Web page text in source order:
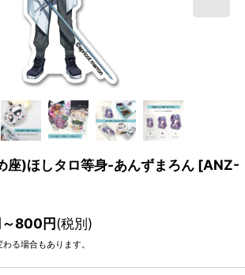
座)ほしタロ等身-あんずまろん [ANZ-
～800円(税別)
る場合もあります。